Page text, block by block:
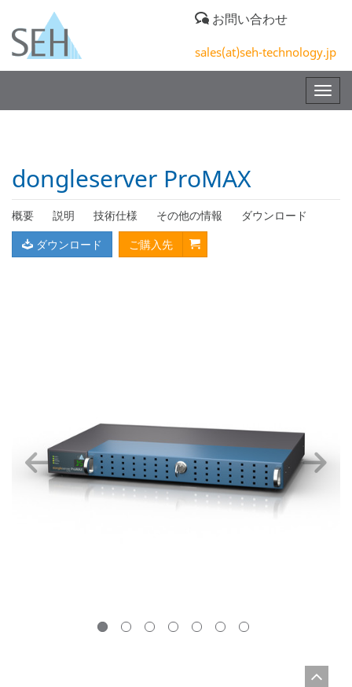
お問い合わせ
sales(at)seh-technology.jp
dongleserver ProMAX
概要 説明 技術仕様 その他の情報
ダウンロード
ダウンロード
ご購入先